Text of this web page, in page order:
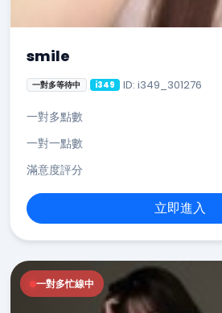
smile
一對多等待中 i349 ID: i349_301276
一對多點數
一對一點數
滿意度評分
立即進入
一對多忙線中